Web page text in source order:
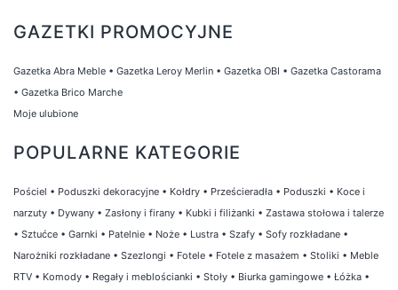
GAZETKI PROMOCYJNE
Gazetka Abra Meble • Gazetka Leroy Merlin • Gazetka OBI • Gazetka Castorama
• Gazetka Brico Marche
Moje ulubione
POPULARNE KATEGORIE
Pościel • Poduszki dekoracyjne • Kołdry • Prześcieradła • Poduszki • Koce i
narzuty • Dywany • Zasłony i firany • Kubki i filiżanki • Zastawa stołowa i talerze
• Sztućce • Garnki • Patelnie • Noże • Lustra • Szafy • Sofy rozkładane •
Narożniki rozkładane • Szezlongi • Fotele • Fotele z masażem • Stoliki • Meble
RTV • Komody • Regały i meblościanki • Stoły • Biurka gamingowe • Łóżka •